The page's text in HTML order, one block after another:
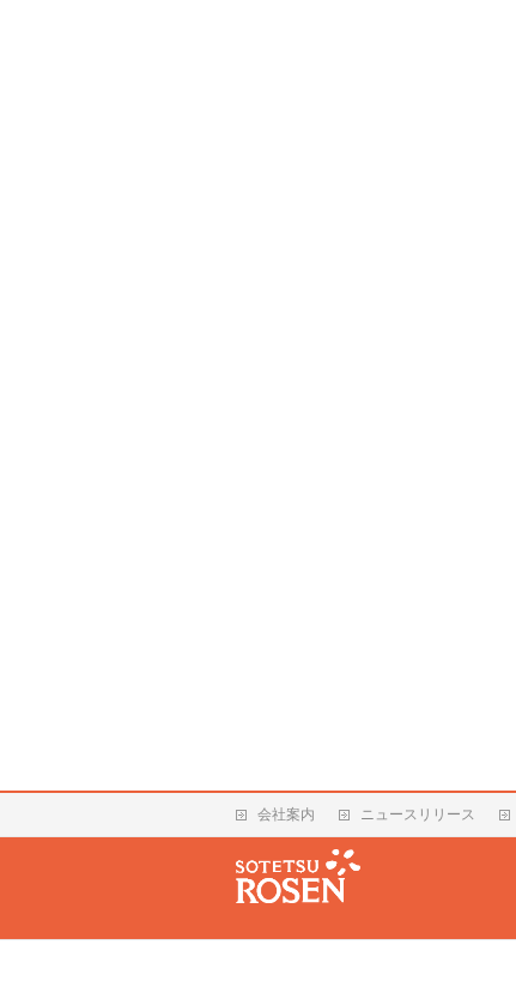
会社案内 ニュースリリース